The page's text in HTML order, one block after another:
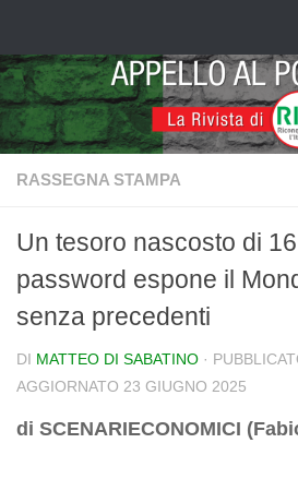
RASSEGNA STAMPA
Un tesoro nascosto di
password espone il
senza precedenti
DI MATTEO DI SABATINO ·
AGGIORNATO 23 GIUGNO 2025
di SCENARIECONOMICI